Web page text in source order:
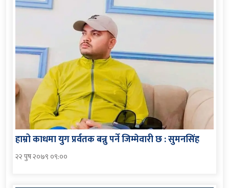
हाम्रो काधमा युग प्रर्वतक बन्नु पर्ने जिम्मेवारी छ : सुमनसिंह
२२ पुष २०७९ ०९:००